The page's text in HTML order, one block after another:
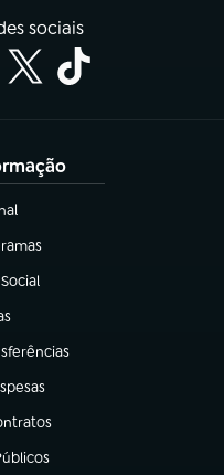
sociais
aba)
aba)
aba)
aba)
aba)
aba)